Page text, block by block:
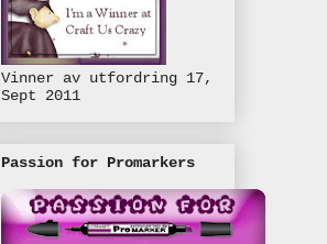
Vinner av utfordring 17,
Sept 2011
Passion for Promarkers